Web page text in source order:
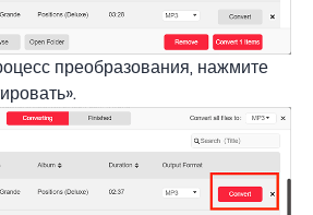
преобразования, нажмите